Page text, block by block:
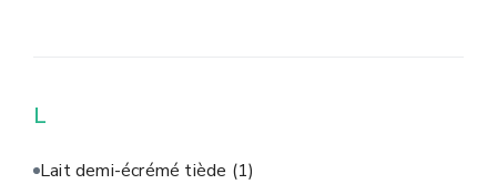
L
Lait demi-écrémé tiède (1)